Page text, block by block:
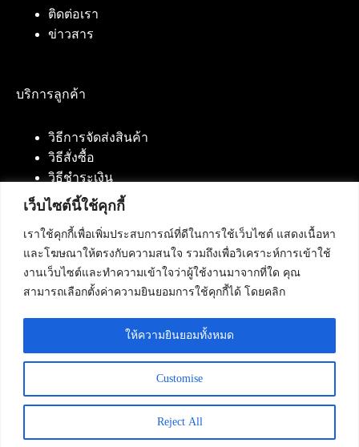
เว็บไซต์นี้ใช้คุกกี้
เราใช้คุกกี้เพื่อเพิ่มประสบการณ์ที่ดีในการใช้เว็บไซต์ แสดงเนื้อหา
และโฆษณาให้ตรงกับความสนใจ รวมถึงเพื่อวิเคราะห์การเข้าใช้
งานเว็บไซต์และทำความเข้าใจว่าผู้ใช้งานมาจากที่ใด คุณ
สามารถเลือกตั้งค่าความยินยอมการใช้คุกกี้ได้ โดยคลิก
Customise
Reject All
ให้ความยินยอมทั้งหมด
ติดต่อเรา
ข่าวสาร
บริการลูกค้า
วิธีการจัดส่งสินค้า
วิธีสั่งซื้อ
วิธีชำระเงิน
ติดต่อเรา
บริษัท เน็ทฟิวชั่น คอมมิวนิเคชั่น จำกัด 420/94 ถนน
นัมเบอร์วัน-ราม 2 แขวงดอกไม้, เขตประเวศ
กรุงเทพมหานคร 10250
โทรศัพท์ :084-553-4055,086-309-5259,
Copyright © 2026 - Netfusion Communication Co., Ltd. All